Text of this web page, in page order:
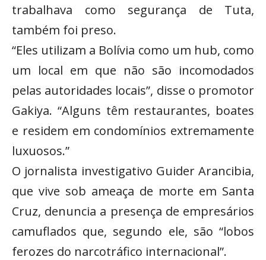
trabalhava como segurança de Tuta,
também foi preso.
“Eles utilizam a Bolívia como um hub, como
um local em que não são incomodados
pelas autoridades locais”, disse o promotor
Gakiya. “Alguns têm restaurantes, boates
e residem em condomínios extremamente
luxuosos.”
O jornalista investigativo Guider Arancibia,
que vive sob ameaça de morte em Santa
Cruz, denuncia a presença de empresários
camuflados que, segundo ele, são “lobos
ferozes do narcotráfico internacional”.